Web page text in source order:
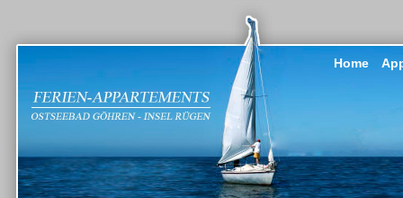
Home